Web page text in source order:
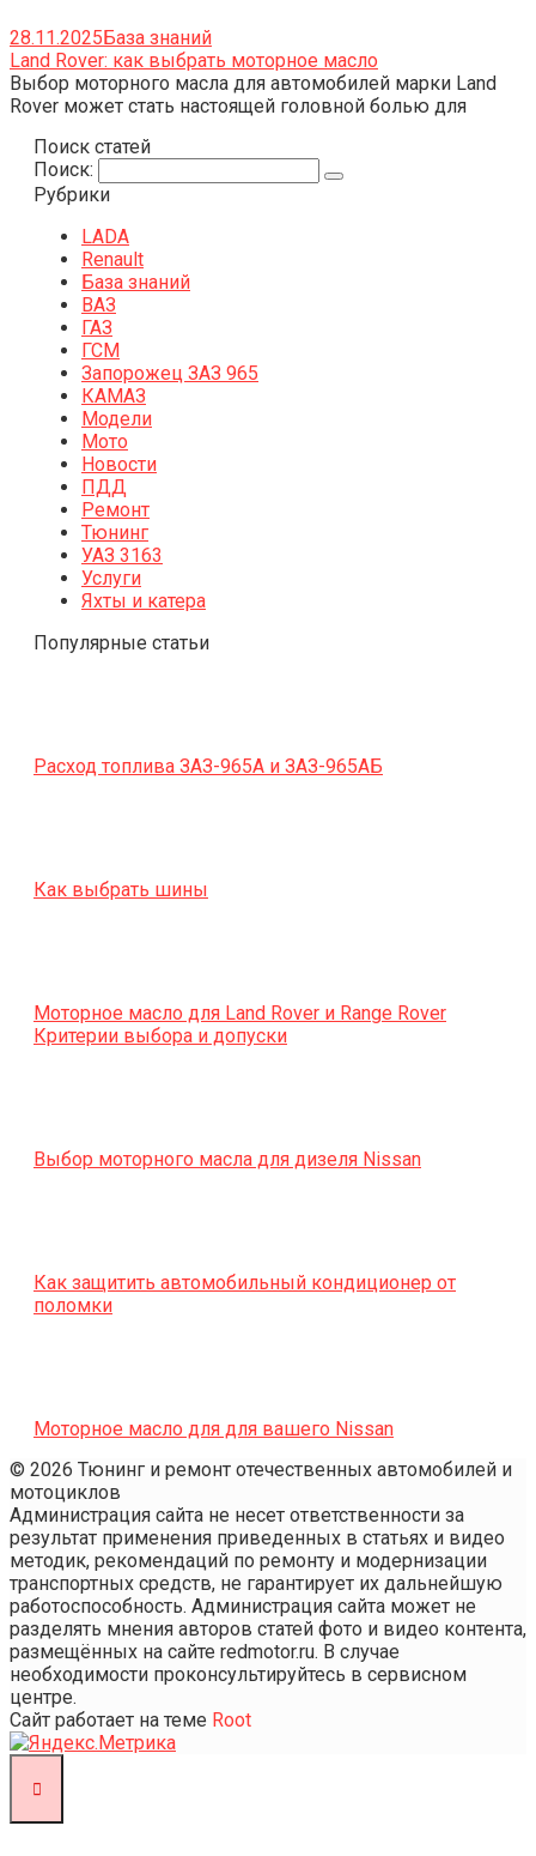
28.11.2025База знаний
Land Rover: как выбрать моторное масло
Выбор моторного масла для автомобилей марки Land
Rover может стать настоящей головной болью для
Поиск статей
Поиск:
Рубрики
LADA
Renault
База знаний
ВАЗ
ГАЗ
ГСМ
Запорожец ЗАЗ 965
КАМАЗ
Модели
Мото
Новости
ПДД
Ремонт
Тюнинг
УАЗ 3163
Услуги
Яхты и катера
Популярные статьи
Расход топлива ЗАЗ-965А и ЗАЗ-965АБ
Как выбрать шины
Моторное масло для Land Rover и Range Rover
Критерии выбора и допуски
Выбор моторного масла для дизеля Nissan
Как защитить автомобильный кондиционер от
поломки
Моторное масло для для вашего Nissan
© 2026 Тюнинг и ремонт отечественных автомобилей и
мотоциклов
Администрация сайта не несет ответственности за
результат применения приведенных в статьях и видео
методик, рекомендаций по ремонту и модернизации
транспортных средств, не гарантирует их дальнейшую
работоспособность. Администрация сайта может не
разделять мнения авторов статей фото и видео контента,
размещённых на сайте redmotor.ru. В случае
необходимости проконсультируйтесь в сервисном
центре.
Сайт работает на теме Root